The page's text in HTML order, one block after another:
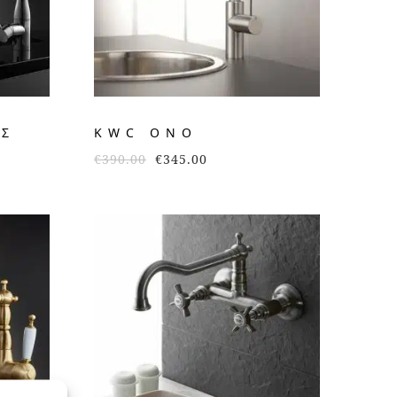
KWC ONO
€390.00 €345.00